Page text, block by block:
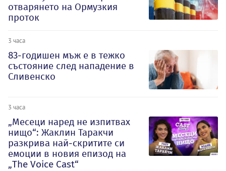
отварянето на Ормузкия
проток
3 часа
83-годишен мъж е в тежко
състояние след нападение в
Сливенско
3 часа
„Месеци наред не изпитвах
нищо“: Жаклин Таракчи
разкрива най-скритите си
емоции в новия епизод на
„The Voice Cast“